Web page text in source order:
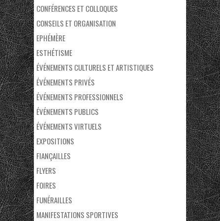
CONFÉRENCES ET COLLOQUES
CONSEILS ET ORGANISATION
EPHÉMÈRE
ESTHÉTISME
ÉVÉNEMENTS CULTURELS ET ARTISTIQUES
ÉVÉNEMENTS PRIVÉS
ÉVÉNEMENTS PROFESSIONNELS
ÉVÉNEMENTS PUBLICS
ÉVÉNEMENTS VIRTUELS
EXPOSITIONS
FIANÇAILLES
FLYERS
FOIRES
FUNÉRAILLES
MANIFESTATIONS SPORTIVES